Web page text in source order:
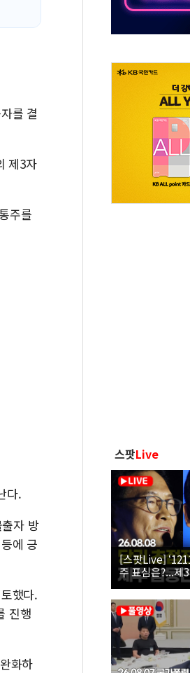
를 결
제3자
주를
다.
자 방
에 긍
했다.
진행
화하
스팟Live
[스팟Live]
주 표심은?...제
제주 합동연설